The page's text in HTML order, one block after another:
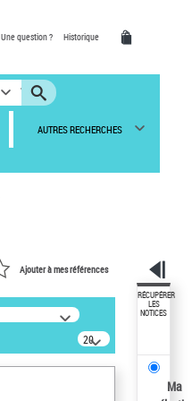
Une question ? Historique
AUTRES RECHERCHES
Ajouter à mes références
20
résultats/page
RÉCUPÉRER
LES
NOTICES
Ma